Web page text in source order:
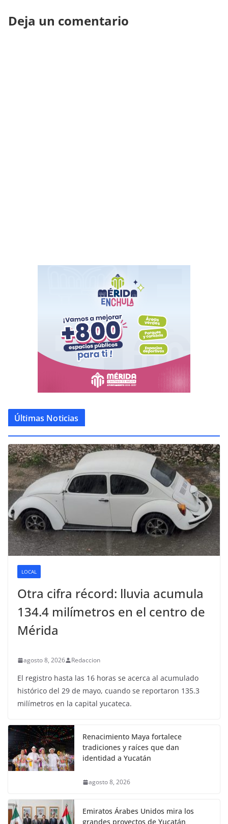
Deja un comentario
Últimas Noticias
LOCAL
Otra cifra récord: lluvia acumula
134.4 milímetros en el centro de
Mérida
agosto 8, 2026 Redaccion
El registro hasta las 16 horas se acerca al acumulado
histórico del 29 de mayo, cuando se reportaron 135.3
milímetros en la capital yucateca.
Renacimiento Maya fortalece
tradiciones y raíces que dan
identidad a Yucatán
agosto 8, 2026
Emiratos Árabes Unidos mira los
grandes proyectos de Yucatán